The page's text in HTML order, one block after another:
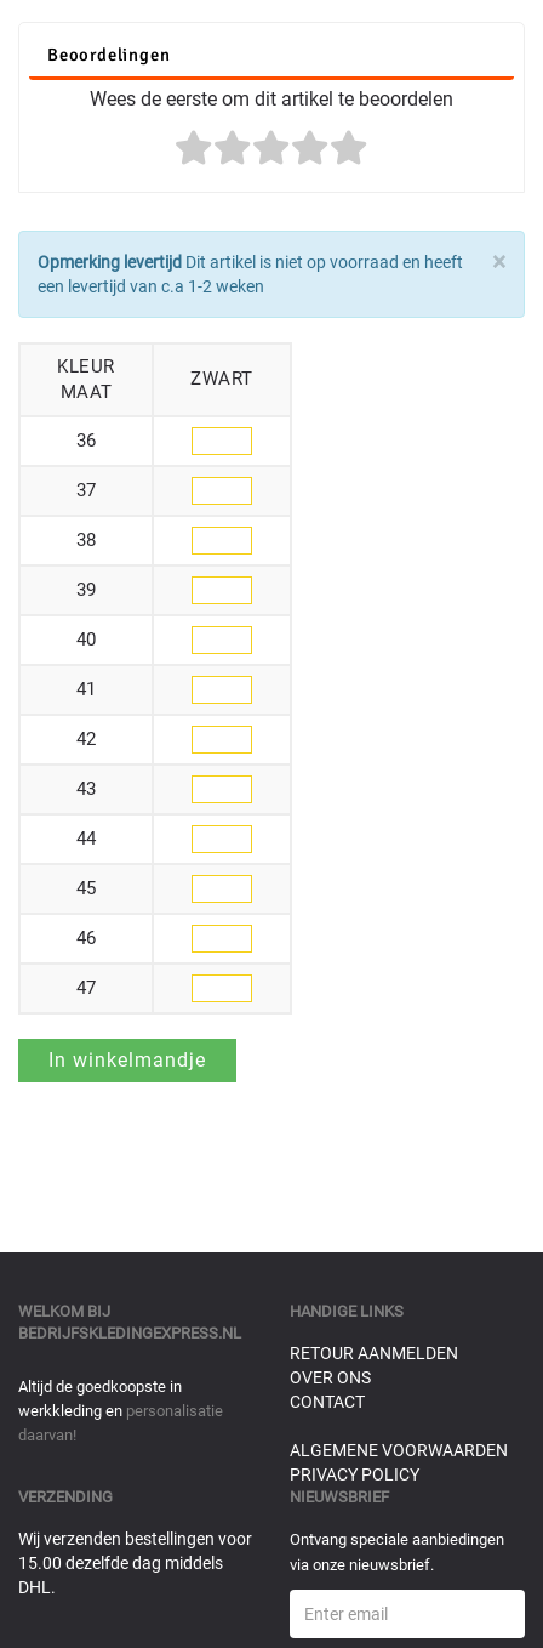
Beoordelingen
Wees de eerste om dit artikel te beoordelen
×
Opmerking levertijd Dit artikel is niet op voorraad en heeft
een levertijd van c.a 1-2 weken
KLEUR
MAAT
ZWART
36
37
38
39
40
41
42
43
44
45
46
47
WELKOM BIJ
BEDRIJFSKLEDINGEXPRESS.NL
Altijd de goedkoopste in
werkkleding en personalisatie
daarvan!
HANDIGE LINKS
RETOUR AANMELDEN
OVER ONS
CONTACT
ALGEMENE VOORWAARDEN
PRIVACY POLICY
VERZENDING
Wij verzenden bestellingen voor
15.00 dezelfde dag middels
DHL.
NIEUWSBRIEF
Ontvang speciale aanbiedingen
via onze nieuwsbrief.